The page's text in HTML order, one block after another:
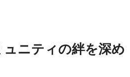
ニティの絆を深め